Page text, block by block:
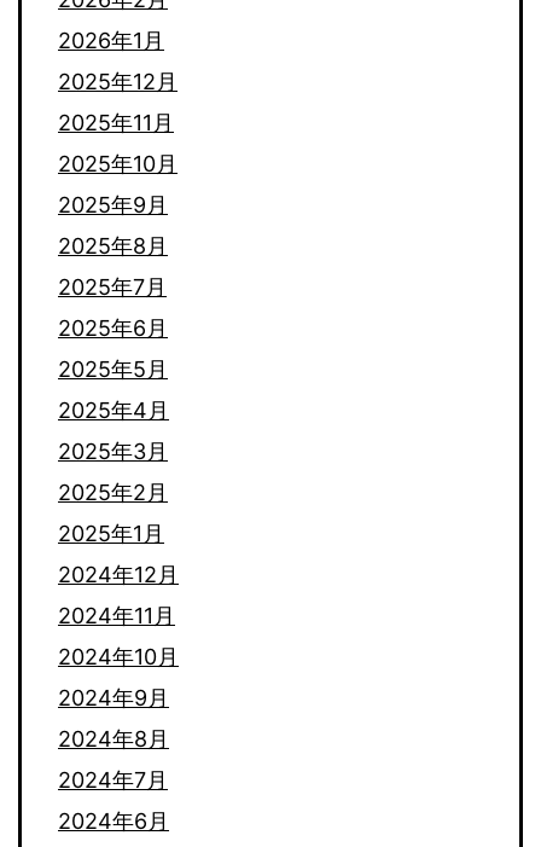
2026年1月
2025年12月
2025年11月
2025年10月
2025年9月
2025年8月
2025年7月
2025年6月
2025年5月
2025年4月
2025年3月
2025年2月
2025年1月
2024年12月
2024年11月
2024年10月
2024年9月
2024年8月
2024年7月
2024年6月